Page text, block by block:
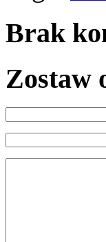
Brak
Zostaw